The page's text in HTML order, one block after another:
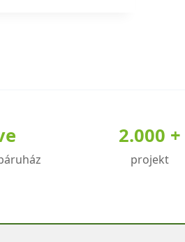
2.000 +
projekt